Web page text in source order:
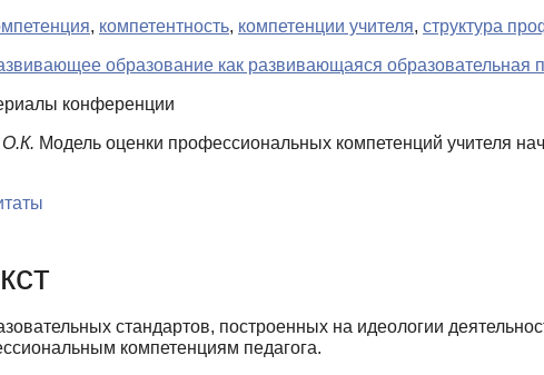
, компетентность, компетенции учителя, структура
образование как развивающаяся образовательная
конференции
Модель оценки профессиональных компетенций учителя
стандартов, построенных на идеологии
компе­тенциям педагога.